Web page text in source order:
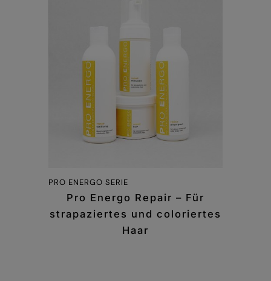
PRO ENERGO SERIE
Pro Energo Repair – Für
strapaziertes und coloriertes
Haar